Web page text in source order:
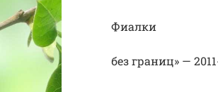
Фиалки
без границ» —